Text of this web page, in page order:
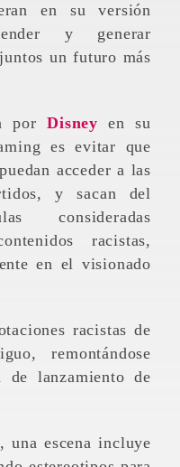
en su versión
y generar
un futuro más
porDisney en su
es evitar que
acceder a las
y sacan del
consideradas
racistas,
en el visionado
remontándose
lanzamiento de